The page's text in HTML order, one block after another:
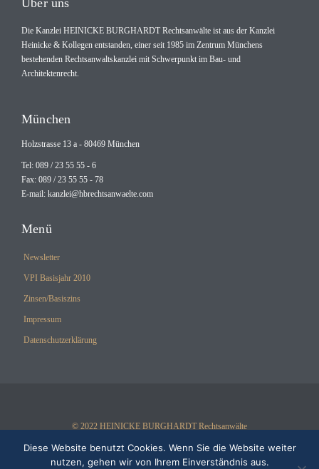
Die Kanzlei HEINICKE BURGHARDT Rechtsanwälte ist aus der Kanzlei
Heinicke & Kollegen entstanden, einer seit 1985 im Zentrum Münchens
bestehenden Rechtsanwaltskanzlei mit Schwerpunkt im Bau- und
Architektenrecht.
München
Holzstrasse 13 a - 80469 München
Tel: 089 / 23 55 55 - 6
Fax: 089 / 23 55 55 - 78
E-mail: kanzlei@hbrechtsanwaelte.com
Menü
Newsletter
VPI Basisjahr 2010
Zinsen/Basiszins
Impressum
Datenschutzerklärung
© 2022 HEINICKE BURGHARDT Rechtsanwälte
Diese Website benutzt Cookies. Wenn Sie die Website weiter
nutzen, gehen wir von Ihrem Einverständnis aus.